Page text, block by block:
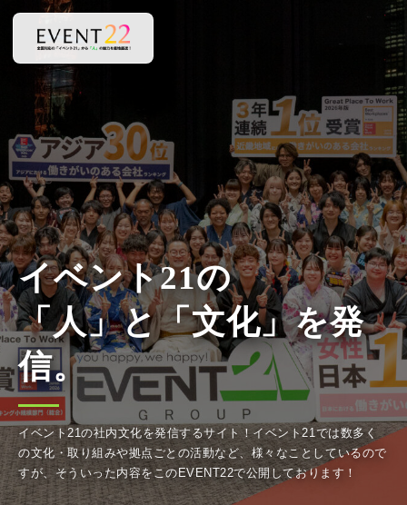
イベント21の社内文化を発信するサイト！イベント21では数多く
の文化・取り組みや拠点ごとの活動など、様々なことしているので
すが、そういった内容をこのEVENT22で公開しております！